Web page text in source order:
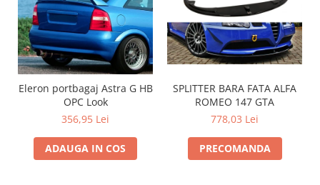
Eleron portbagaj Astra G HB
OPC Look
356,95 Lei
ADAUGA IN COS
SPLITTER BARA FATA ALFA
ROMEO 147 GTA
778,03 Lei
PRECOMANDA